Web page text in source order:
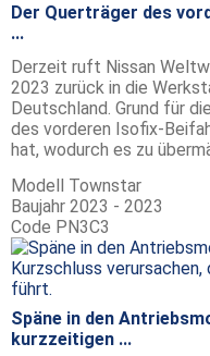
Der Querträger des
...
Derzeit ruft Nissan
2023 zurück in die
Deutschland. Grund für
des vorderen Isofix-
hat, wodurch es zu
Modell Townstar
Baujahr 2023 - 2023
Code PN3C3
Späne in den
kurzzeitigen ...